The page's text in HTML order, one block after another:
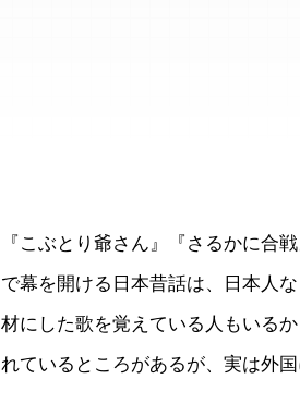
『こぶとり爺さん』『さるかに合
で幕を開ける日本昔話は、日本人
材にした歌を覚えている人もいる
れているところがあるが、実は外